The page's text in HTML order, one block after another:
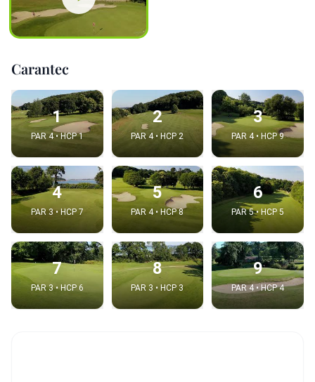
Carantec
1
PAR 4 • HCP 1
2
PAR 4 • HCP 2
3
PAR 4 • HCP 9
4
PAR 3 • HCP 7
5
PAR 4 • HCP 8
6
PAR 5 • HCP 5
7
PAR 3 • HCP 6
8
PAR 3 • HCP 3
9
PAR 4 • HCP 4